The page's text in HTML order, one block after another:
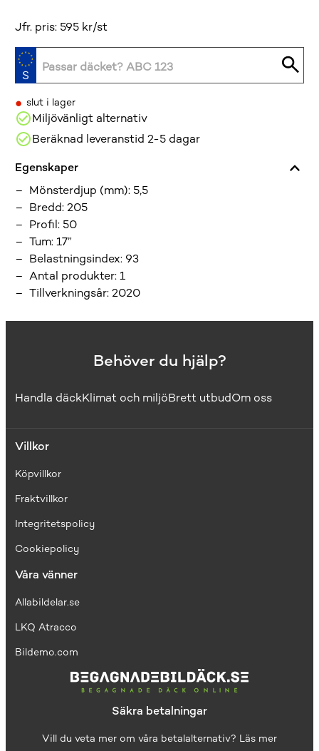
Jfr. pris: 595 kr/st
• slut i lager
Miljövänligt alternativ
Beräknad leveranstid 2-5 dagar
Egenskaper
Mönsterdjup (mm): 5,5
Bredd:205
Profil: 50
Tum:17”
Belastningsindex: 93
Antal produkter:1
Tillverkningsår:2020
Behöver du hjälp?
Handla däckKlimat och miljöBrett utbudOm oss
Villkor
Köpvillkor
Fraktvillkor
Integritetspolicy
Cookiepolicy
Våra vänner
Allabildelar.se
LKQ Atracco
Bildemo.com
Säkra betalningar
Vill du veta mer om våra betalalternativ? Läs mer